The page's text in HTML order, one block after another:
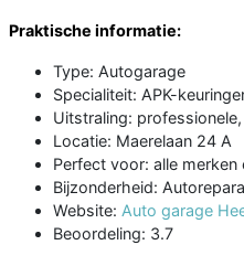
Praktische informatie:
Type: Autogarage
Specialiteit: APK-
Uitstraling:
Locatie: Maerelaan 24 A
Perfect voor: alle merken
Bijzonderheid:
Website: Auto garage
Beoordeling: 3.7